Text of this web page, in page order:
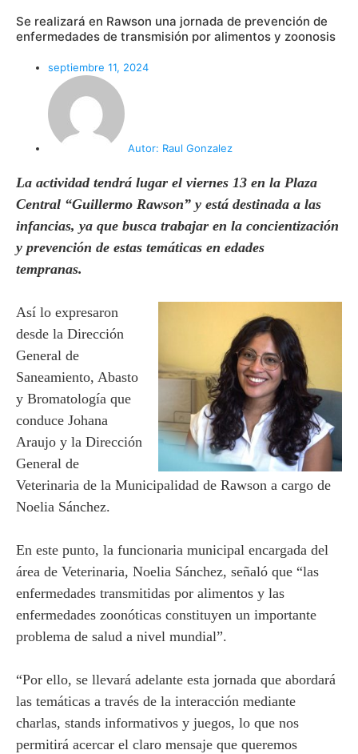
Se realizará en Rawson una jornada de prevención de
enfermedades de transmisión por alimentos y zoonosis
septiembre 11, 2024
Autor: Raul Gonzalez
La actividad tendrá lugar el viernes 13 en la Plaza
Central “Guillermo Rawson” y está destinada a las
infancias, ya que busca trabajar en la concientización
y prevención de estas temáticas en edades
tempranas.
Así lo expresaron
desde la Dirección
General de
Saneamiento, Abasto
y Bromatología que
conduce Johana
Araujo y la Dirección
General de
Veterinaria de la Municipalidad de Rawson a cargo de
Noelia Sánchez.
En este punto, la funcionaria municipal encargada del
área de Veterinaria, Noelia Sánchez, señaló que “las
enfermedades transmitidas por alimentos y las
enfermedades zoonóticas constituyen un importante
problema de salud a nivel mundial”.
“Por ello, se llevará adelante esta jornada que abordará
las temáticas a través de la interacción mediante
charlas, stands informativos y juegos, lo que nos
permitirá acercar el claro mensaje que queremos